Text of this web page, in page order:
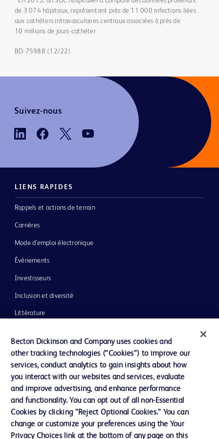
de 3 074 hôpitaux, représentant près de 11 000 infections liées
aux cathéters intravasculaires centraux associées à près de
10 millions de jours-cathéter
BD-75988 (12/22)
Suivez-nous
LIENS RAPIDES
Rappels et actions de terrain
Carrières
Mode d’emploi électronique
Événements
Investisseurs
Inclusion et diversité
Littérature
Notre entreprise
Éthique et conformité
Assistance
Nous contacter
Becton Dickinson and Company uses cookies and
other tracking technologies (“Cookies”) to improve our
services, conduct analytics to gain insights about how
you interact with our websites and services, evaluate
and improve advertising, and enhance performance
and functionality. You can opt out of all non-Essential
Cookies by clicking “Reject Optional Cookies.” You can
change or customize your preferences using the Your
Privacy Choices link at the bottom of any page on this